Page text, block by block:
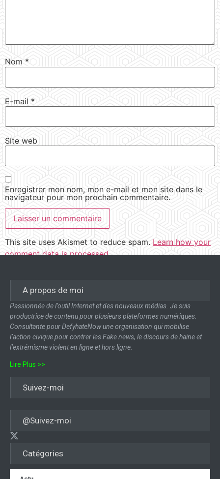
Nom*
E-mail*
Site web
Enregistrer mon nom, mon e-mail et mon site dans le
navigateur pour mon prochain commentaire.
This site uses Akismet to reduce spam. Learn how your
comment data is processed.
Catégories
A propos de moi
Passionnée de l’outil Internet et des nouveaux médias. Je suis
productrice de contenu pour plusieurs plateformes numériques.
Consultante pour DefyhateNow une organisation qui mobilise
l’action civique pour contrer les Fake news, le discours de haine et
l’extrémisme violent en ligne et hors ligne.
Lire Plus >>
Suivez-moi
@Suivez-moi